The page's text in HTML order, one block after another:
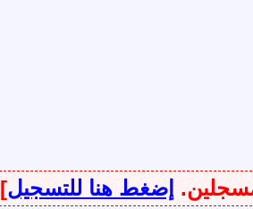
إضغط هنا للتسجيل]